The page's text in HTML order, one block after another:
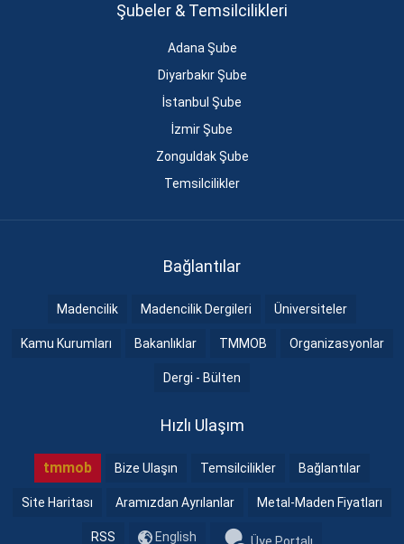
Şubeler & Temsilcilikleri
Adana Şube
Diyarbakır Şube
İstanbul Şube
İzmir Şube
Zonguldak Şube
Temsilcilikler
Bağlantılar
Madencilik Madencilik Dergileri Üniversiteler
Kamu Kurumları Bakanlıklar TMMOB Organizasyonlar
Dergi - Bülten
Hızlı Ulaşım
tmmob Bize Ulaşın Temsilcilikler Bağlantılar
Site Haritası Aramızdan Ayrılanlar Metal-Maden Fiyatları
RSS English Üye Portalı